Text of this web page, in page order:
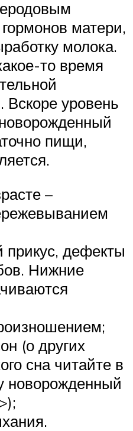
матери,
молока.
то время
Вскоре уровень
пищи,
–
дефекты
Нижние
(о других
сна читайте в
новорожденный